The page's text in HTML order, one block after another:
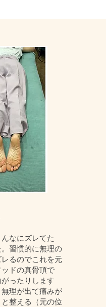
なにズレてた
習慣的に無理の
るのでこれを元
ドの真骨頂で
ったりします
理が出て痛みが
整える（元の位